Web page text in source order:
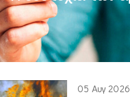
05 Αυγ 2026